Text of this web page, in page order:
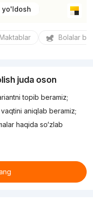
yo'ldosh
Maktablar Bolalar
juda oson
topib beramiz;
aniqlab beramiz;
haqida so‘zlab